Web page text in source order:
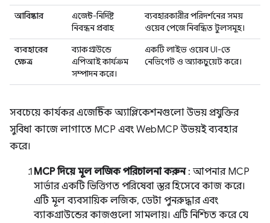
আবিষ্কার
এজেন্ট-নির্দিষ্ট
নিবন্ধন প্রবাহ
ব্যবহারকারীর পরিদর্শনের সময়
ওয়েব পেজে নিবন্ধিত টুলসমূহ।
ব্যবহারের
ক্ষেত্র
ব্যাকগ্রাউন্ডে
এপিআই কার্যক্রম
সম্পাদন করে।
একটি লাইভ ওয়েব UI-তে
নেভিগেট ও অ্যাকচুয়েট করে।
সবচেয়ে কার্যকর এজেন্টিক অ্যাপ্লিকেশনগুলো উভয় প্রযুক্তির
সুবিধা কাজে লাগাতে MCP এবং WebMCP উভয়ই ব্যবহার
করে।
MCP দিয়ে মূল লজিক পরিচালনা করুন: আপনার MCP
সার্ভার একটি ভিত্তিগত পরিষেবা স্তর হিসেবে কাজ করে।
এটি মূল ব্যবসায়িক লজিক, ডেটা পুনরুদ্ধার এবং
ব্যাকগ্রাউন্ডের কাজগুলো সামলায়। এটি নিশ্চিত করে যে